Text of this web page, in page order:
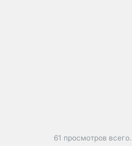
61 просмотров всего.